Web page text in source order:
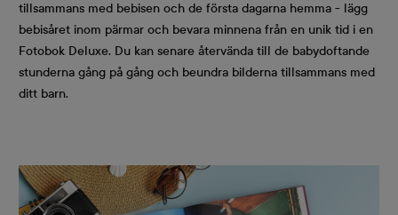
tillsammans med bebisen och de första dagarna hemma - lägg
bebisåret inom pärmar och bevara minnena från en unik tid i en
Fotobok Deluxe. Du kan senare återvända till de babydoftande
stunderna gång på gång och beundra bilderna tillsammans med
ditt barn.